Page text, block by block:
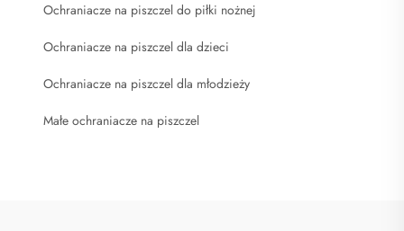
Ochraniacze na piszczel do piłki nożnej
Ochraniacze na piszczel dla dzieci
Ochraniacze na piszczel dla młodzieży
Małe ochraniacze na piszczel